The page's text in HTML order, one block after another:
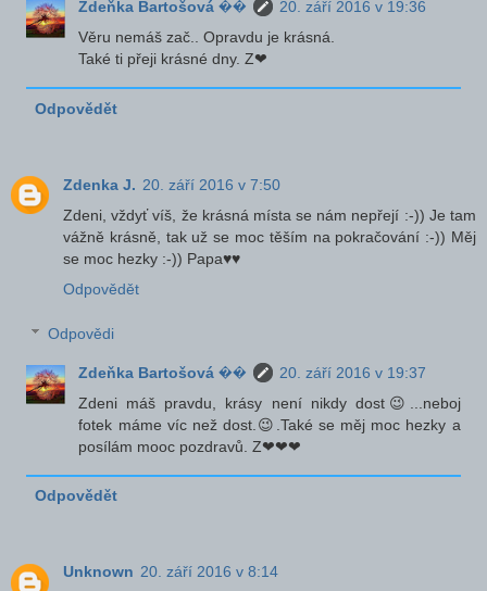
Zdeňka Bartošová ��
20. září 2016 v 19:36
Věru nemáš zač.. Opravdu je krásná.
Také ti přeji krásné dny. Z❤
Odpovědět
Zdenka J. 20. září 2016 v 7:50
Zdeni, vždyť víš, že krásná místa se nám nepřejí :-)) Je tam
vážně krásně, tak už se moc těším na pokračování :-)) Měj
se moc hezky :-)) Papa♥♥
Odpovědět
Odpovědi
Zdeňka Bartošová ��
20. září 2016 v 19:37
Zdeni máš pravdu, krásy není nikdy dost😉...neboj
fotek máme víc než dost.😉.Také se měj moc hezky a
posílám mooc pozdravů. Z❤❤❤
Odpovědět
Unknown 20. září 2016 v 8:14